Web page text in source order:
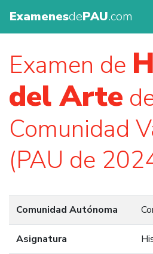
ExamenesdePAU.com
Examen de
del Arte
Comunidad
(PAU de
Comunidad Autónoma
Asignatura